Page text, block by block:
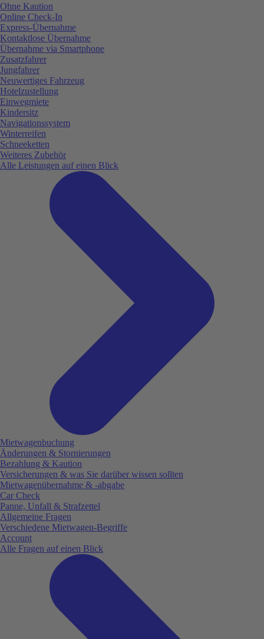
Ohne Kaution
Online Check-In
Express-Übernahme
Kontaktlose Übernahme
Übernahme via Smartphone
Zusatzfahrer
Jungfahrer
Neuwertiges Fahrzeug
Hotelzustellung
Einwegmiete
Kindersitz
Navigationssystem
Winterreifen
Schneeketten
Weiteres Zubehör
Alle Leistungen auf einen Blick
Mietwagenbuchung
Änderungen & Stornierungen
Bezahlung & Kaution
Versicherungen & was Sie darüber wissen sollten
Mietwagenübernahme & -abgabe
Car Check
Panne, Unfall & Strafzettel
Allgemeine Fragen
Verschiedene Mietwagen-Begriffe
Account
Alle Fragen auf einen Blick